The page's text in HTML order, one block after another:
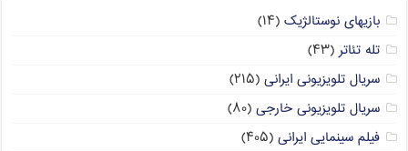
بازیهای نوستالژیک (۱۴)
تله تئاتر(۴۳)
سریال تلویزیونی ایرانی (۲۱۵)
سریال تلویزیونی خارجی (۸۰)
فیلم سینمایی ایرانی (۴۰۵)